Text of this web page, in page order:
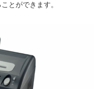
とができます。